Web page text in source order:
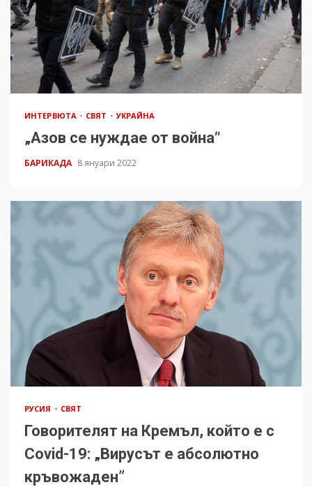
ИНТЕРВЮТА СВЯТ УКРАЙНА
„Азов се нуждае от война“
БАРИКАДА 8 януари 2022
РУСИЯ СВЯТ
Говорителят на Кремъл, който е с
Covid-19: „Вирусът е абсолютно
кръвожаден”